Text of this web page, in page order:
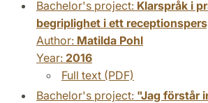
Bachelor's project: Klarspråk i
begriplighet i ett
Author: Matilda Pohl
Year: 2016
Full text (PDF)
Bachelor's project: "Jag förstår